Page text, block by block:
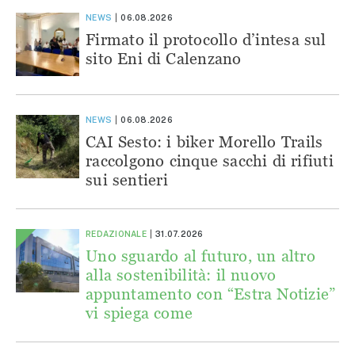
NEWS 06.08.2026
Firmato il protocollo d’intesa sul
sito Eni di Calenzano
NEWS 06.08.2026
CAI Sesto: i biker Morello Trails
raccolgono cinque sacchi di rifiuti
sui sentieri
REDAZIONALE 31.07.2026
Uno sguardo al futuro, un altro
alla sostenibilità: il nuovo
appuntamento con “Estra Notizie”
vi spiega come